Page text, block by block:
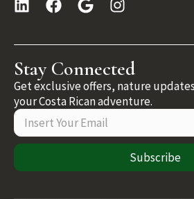
Stay Connected
Get exclusive offers, nature
your Costa Rican adventure.
Subscribe